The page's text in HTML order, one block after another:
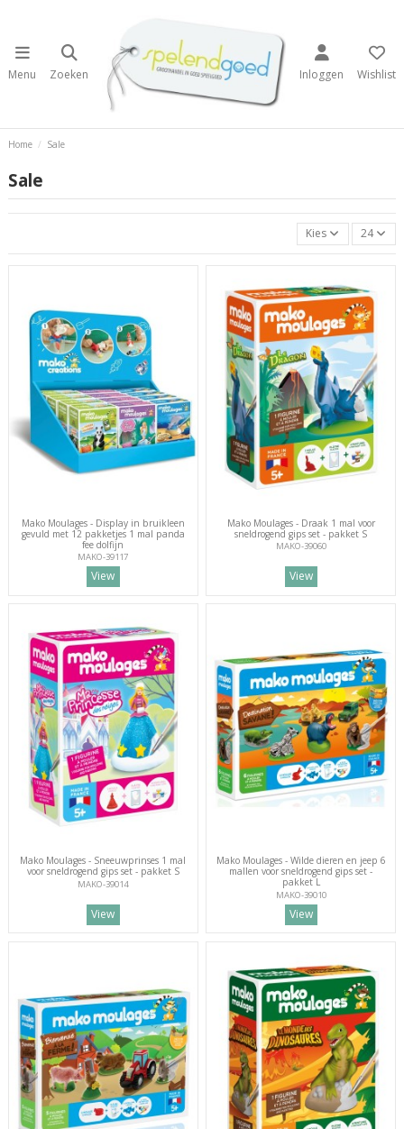
Menu Zoeken Inloggen Wishlist
Home Sale
Sale
Kies 24
Mako Moulages - Display in bruikleen
gevuld met 12 pakketjes 1 mal panda
fee dolfijn
MAKO-39117
View
Mako Moulages - Draak 1 mal voor
sneldrogend gips set - pakket S
MAKO-39060
View
Mako Moulages - Sneeuwprinses 1 mal
voor sneldrogend gips set - pakket S
MAKO-39014
View
Mako Moulages - Wilde dieren en jeep 6
mallen voor sneldrogend gips set -
pakket L
MAKO-39010
View